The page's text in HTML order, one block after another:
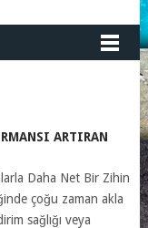
ARTIRAN
Daha Net Bir Zihin
çoğu zaman akla
sağlığı veya